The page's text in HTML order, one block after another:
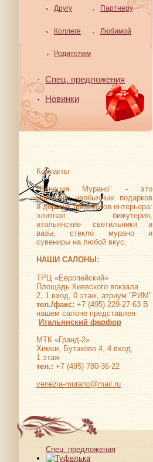
Другу Партнеру
Коллеге Любимой
Родителям
Спец. предложения
Новинки
Контакты
"Венеция Мурано" - это
магазины необычных подарков
и дорогих предметов интерьера:
элитная бижутерия,
итальянские светильники и
вазы, стекло мурано и
сувениры на любой вкус.
НАШИ САЛОНЫ:
ТРЦ «Европейский»
Площадь Киевского вокзала
2, 1 вход, 0 этаж, атриум "РИМ"
тел./факс: +7 (495) 229-27-63 В
нашем салоне представлен
Итальянский фарфор
МТК «Гранд-2»
Химки, Бутаково 4, 4 вход,
1 этаж
тел.: +7 (495) 780-36-22
venezia-murano@mail.ru
Спец. предложения